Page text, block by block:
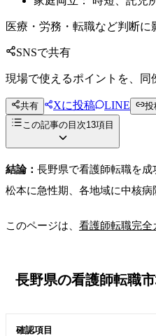
医療・労務・転職など判断
SNSで共有
現場で使えるポイントを、
共有 Xに投稿 LINE
投
この記事の目次13項目
結論： 長野県で看護師転職を成
松本に急性期、各地域に中核
このページは、 看護師転職完全
長野県の看護師転職
確認項目